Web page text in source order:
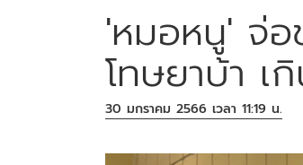
'หมอหนู' จ่อ
โทษยาบ้า เ
30 มกราคม 2566 เวลา 11:19 น.